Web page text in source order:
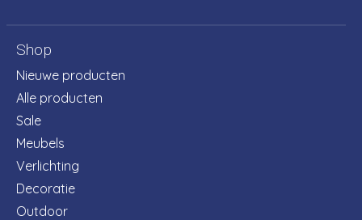
Shop
Nieuwe producten
Alle producten
Sale
Meubels
Verlichting
Decoratie
Outdoor